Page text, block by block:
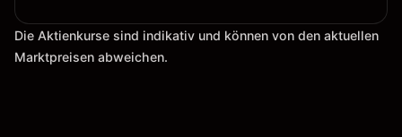
Die Aktienkurse sind indikativ und können von den aktuellen
Marktpreisen abweichen.